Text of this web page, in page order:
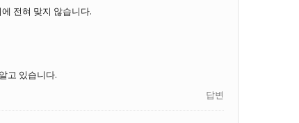
전혀 맞지 않습니다.
고 있습니다.
답변